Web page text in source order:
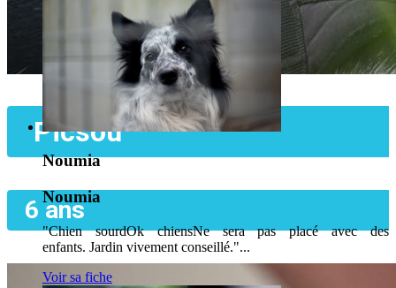
Picsou
6 ans
Noumia
Noumia
"Chien sourdOk chiensNe sera pas placé avec des
enfants. Jardin vivement conseillé."...
Voir sa fiche